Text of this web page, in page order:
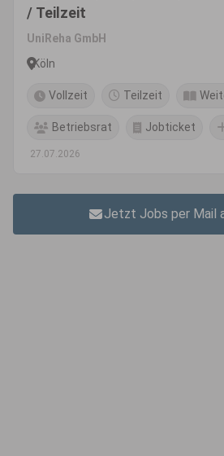
/ Teilzeit
UniReha GmbH
Köln
Vollzeit Teilzeit
Betriebsrat Jobticket
27.07.2026
Jetzt Jobs per Mail